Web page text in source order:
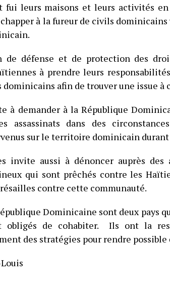
fui leurs maisons et leurs activités
à la fureur de civils
de défense et de protection des
à prendre leurs
dominicains afin de trouver une issue à
à demander à la République
assassinats dans des
sur le territoire dominicain durant
invite aussi à dénoncer auprès
qui sont prêchés contre les
contre cette communauté.
Dominicaine sont deux pays
obligés de cohabiter. Ils ont la
des stratégies pour rendre